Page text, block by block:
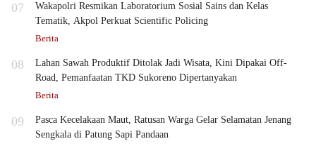
07
Wakapolri Resmikan Laboratorium Sosial Sains dan Kelas
Tematik, Akpol Perkuat Scientific Policing
Berita
08
Lahan Sawah Produktif Ditolak Jadi Wisata, Kini Dipakai Off-
Road, Pemanfaatan TKD Sukoreno Dipertanyakan
Berita
09
Pasca Kecelakaan Maut, Ratusan Warga Gelar Selamatan Jenang
Sengkala di Patung Sapi Pandaan